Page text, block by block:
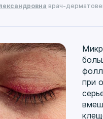
врач-
при